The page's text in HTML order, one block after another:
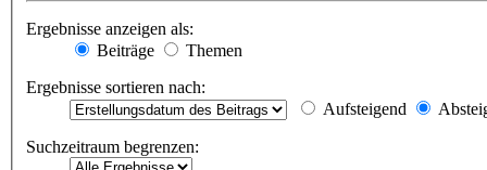
Ergebnisse anzeigen als:
Beiträge
Themen
Ergebnisse sortieren nach:
Aufsteigend
Suchzeitraum begrenzen: